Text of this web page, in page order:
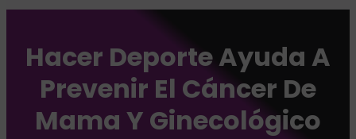
Hacer Deporte Ayuda A
Prevenir El Cáncer De
Mama Y Ginecológico